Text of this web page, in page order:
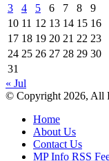
3
4 5 6 7 8
9
10 11 12 13 14 15 16
17 18 19 20 21 22 23
24 25 26 27 28 29 30
31
« Jul
© Copyright 2026, All
Home
About Us
Contact Us
MP Info RSS